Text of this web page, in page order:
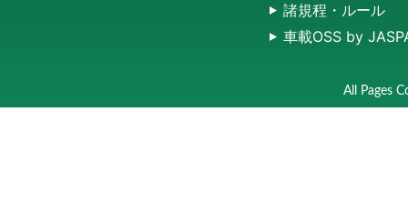
諸規程・ルール
車載OSS by
All Pages